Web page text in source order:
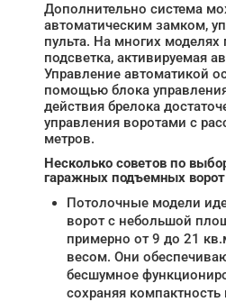
Дополнительно система
автоматическим замком,
пульта. На многих моделях
подсветка, активируемая
Управление автоматикой
помощью блока
действия брелока
управления воротами с
метров.
Несколько советов по
гаражных подъемных ворот
Потолочные модели
ворот с небольшой
примерно от 9 до 21
весом. Они
бесшумное
сохраняя компактность